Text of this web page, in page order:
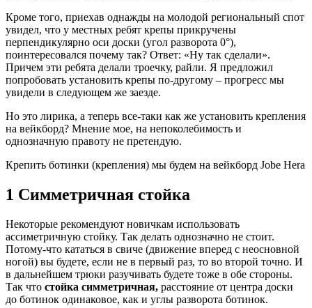
Кроме того, приехав однажды на молодой региональный спот
увидел, что у местных ребят крепы прикручены
перпендикулярно оси доски (угол разворота 0°),
поинтересовался почему так? Ответ: «Ну так сделали».
Причем эти ребята делали троечку, райли. Я предложил
попробовать установить крепы по-другому – прогресс мы
увидели в следующем же заезде.
Но это лирика, а теперь все-таки как же установить крепления
на вейкборд? Мнение мое, на непоколебимость и
однозначную правоту не претендую.
Крепить ботинки (крепления) мы будем на вейкборд Jobe Hera
1 Симметричная стойка
Некоторые рекомендуют новичкам использовать
ассиметричную стойку. Так делать однозначно не стоит.
Потому-что кататься в свиче (движение вперед с неосновной
ногой) вы будете, если не в первый раз, то во второй точно. И
в дальнейшем трюки разучивать будете тоже в обе стороны.
Так что стойка симметричная, расстояние от центра доски
до ботинок одинаковое, как и углы разворота ботинок.